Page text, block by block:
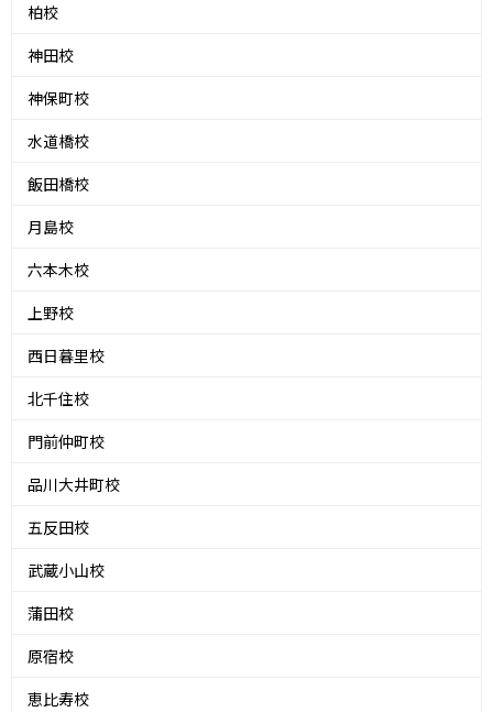
柏校
神田校
神保町校
水道橋校
飯田橋校
月島校
六本木校
上野校
西日暮里校
北千住校
門前仲町校
品川大井町校
五反田校
武蔵小山校
蒲田校
原宿校
恵比寿校